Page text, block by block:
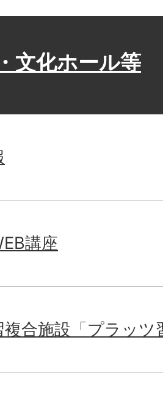
文化ホール等
講座
複合施設「プラッツ